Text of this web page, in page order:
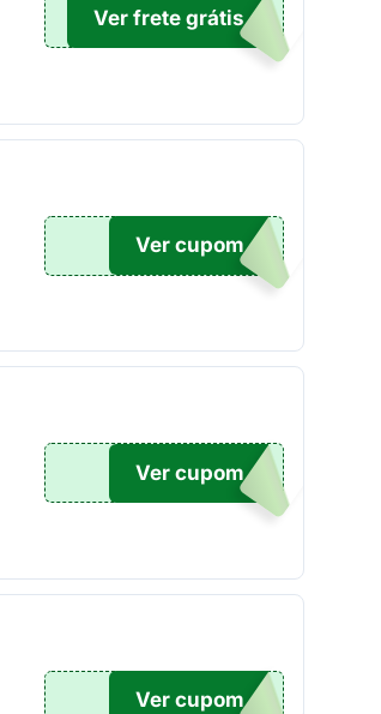
TICO
Ver frete grátis
ONTO
Ver cupom
O100
Ver cupom
O100
Ver cupom